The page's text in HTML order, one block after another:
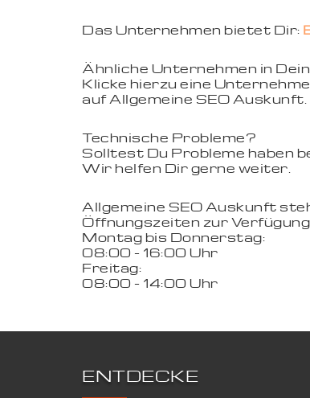
Das Unternehmen bietet Dir:
Ähnliche Unternehmen in
Klicke hierzu eine
auf Allgemeine SEO Auskunft.
Technische Probleme?
Solltest Du Probleme haben
Wir helfen Dir gerne weiter.
Allgemeine SEO Auskunft
Öffnungszeiten zur
Montag bis Donnerstag:
08:00 - 16:00 Uhr
Freitag:
08:00 - 14:00 Uhr
ENTDECKE